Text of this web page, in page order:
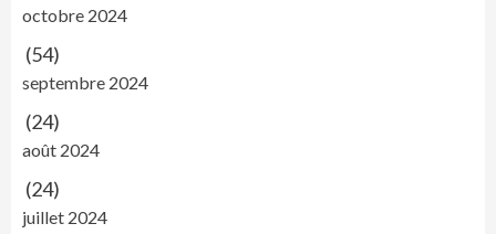
octobre 2024
(54)
septembre 2024
(24)
août 2024
(24)
juillet 2024